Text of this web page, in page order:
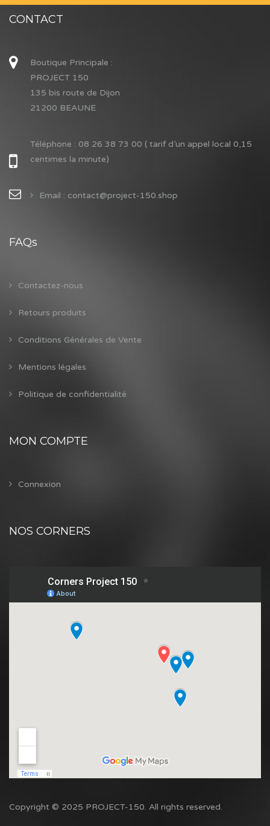
CONTACT
Boutique Principale :
PROJECT 150
135 bis route de Dijon
21200 BEAUNE
Téléphone : 08 26 38 73 00 ( tarif d’un appel local 0,15
centimes la minute)
Email : contact@project-150.shop
FAQs
Contactez-nous
Retours produits
Conditions Générales de Vente
Mentions légales
Politique de confidentialité
MON COMPTE
Connexion
NOS CORNERS
Copyright © 2025 PROJECT-150. All rights reserved.